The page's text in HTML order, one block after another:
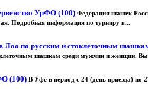
УрФО (100) Федерация шашек
Подробная информация по турниру в...
Лоо по русским и стоклеточным
шашкам среди мужчин и женщин.
(100) В Уфе в период с 24 (день приезда) по